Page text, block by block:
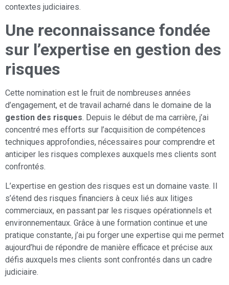
contextes judiciaires.
Une reconnaissance fondée
sur l’expertise en gestion des
risques
Cette nomination est le fruit de nombreuses années
d’engagement, et de travail acharné dans le domaine de la
gestion des risques. Depuis le début de ma carrière, j’ai
concentré mes efforts sur l’acquisition de compétences
techniques approfondies, nécessaires pour comprendre et
anticiper les risques complexes auxquels mes clients sont
confrontés.
L’expertise en gestion des risques est un domaine vaste. Il
s’étend des risques financiers à ceux liés aux litiges
commerciaux, en passant par les risques opérationnels et
environnementaux. Grâce à une formation continue et une
pratique constante, j’ai pu forger une expertise qui me permet
aujourd’hui de répondre de manière efficace et précise aux
défis auxquels mes clients sont confrontés dans un cadre
judiciaire.